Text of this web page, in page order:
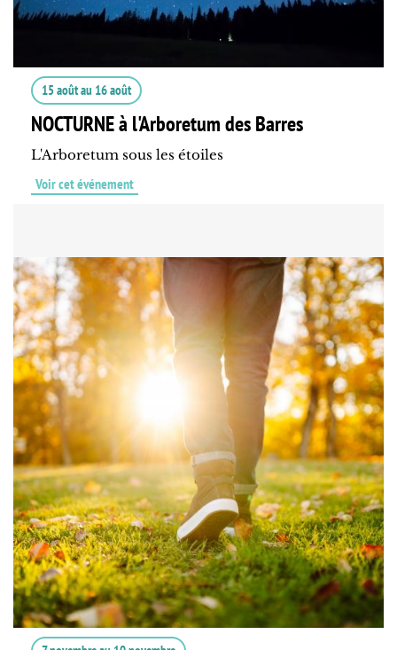
15 aoûtau 16 août
NOCTURNE à l'Arboretum des Barres
L'Arboretum sous les étoiles
Voir cet événement